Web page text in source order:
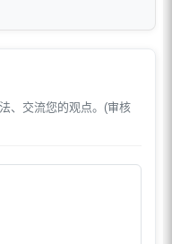
、交流您的观点。(审核